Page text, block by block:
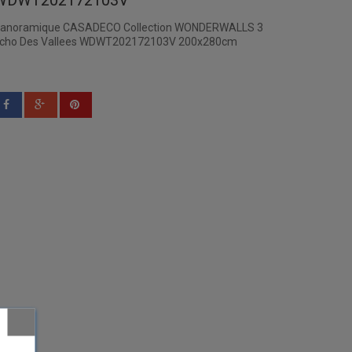
CASADECO Collection WONDERWALLS 3
Des Vallees WDWT202172103V 200x280cm